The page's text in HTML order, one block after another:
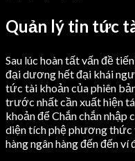
Quản lý tin tức
Sau lúc hoàn tất vấn đề
đại dương hết đại khái
tức tài khoản của phiên
trước nhất cần xuất hiện
khoản để Chắn chắn
diện tích phệ phương thức
hàng ngân hàng đến đến ví